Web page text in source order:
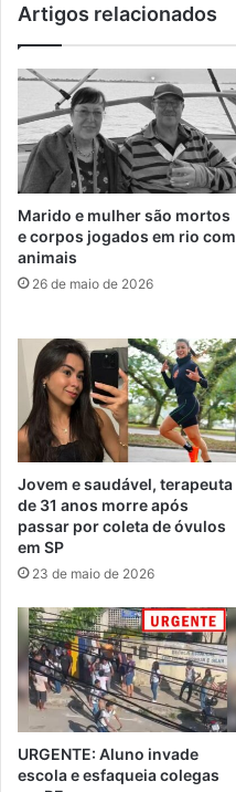
Artigos relacionados
Marido e mulher são mortos
e corpos jogados em rio com
animais
26 de maio de 2026
Jovem e saudável, terapeuta
de 31 anos morre após
passar por coleta de óvulos
em SP
23 de maio de 2026
URGENTE: Aluno invade
escola e esfaqueia colegas